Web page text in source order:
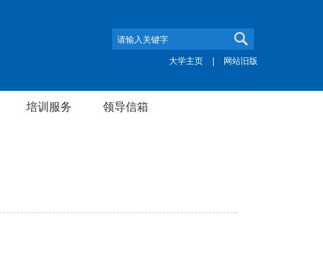
大学主页 网站旧版
培训服务 领导信箱